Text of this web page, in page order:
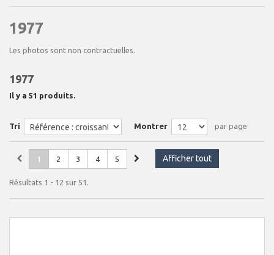
1977
Les photos sont non contractuelles.
1977
Il y a 51 produits.
Tri Montrer par page
Afficher tout
1 2 3 4 5
Résultats 1 - 12 sur 51.